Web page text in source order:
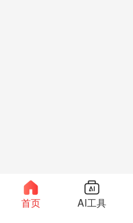
首页 AI工具